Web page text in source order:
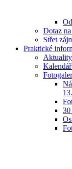
Dotaz
Střet
Praktické
Aktuality
30